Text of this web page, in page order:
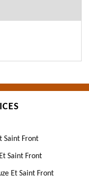
Saint Front
Saint Front
Et Saint Front